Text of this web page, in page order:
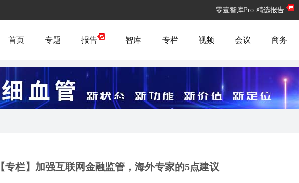
零壹智库Pro·精选报告
首页 专题 报告 智库 专栏 视频 会议 商务
【专栏】加强互联网金融监管，海外专家的5点建议